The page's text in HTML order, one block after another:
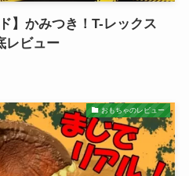
】かみつき！T-レックス
レビュー
おもちゃのレビュー